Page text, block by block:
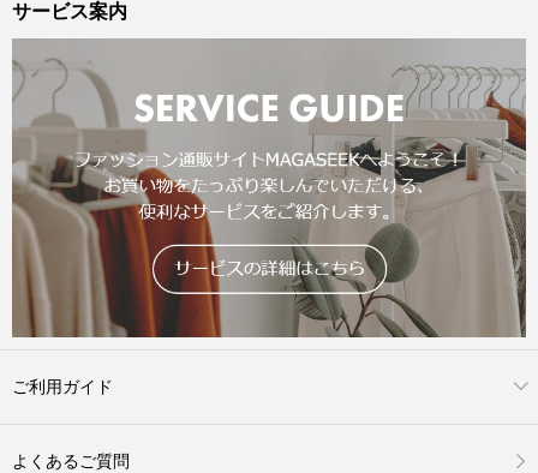
サービス案内
ご利用ガイド
よくあるご質問